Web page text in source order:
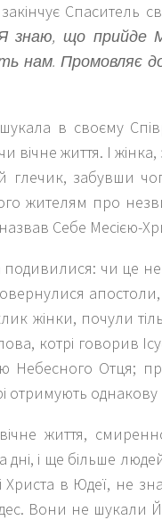
Спаситель
знаю, що прийде
нам. Промовляє
в своєму
вічне життя. І
глечик, забувши
жителям про
Себе Месією-
чи це не
апостоли,
жінки, почули
котрі говорив
Небесного Отця;
отримують
життя,
дні, і ще більше
в Юдеї, не
Вони не шукали